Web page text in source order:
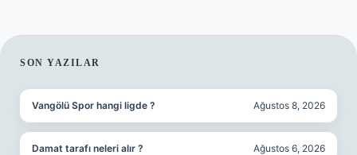
SIDEBAR
SON YAZILAR
Vangölü Spor hangi ligde ? Ağustos 8, 2026
Damat tarafı neleri alır ? Ağustos 6, 2026